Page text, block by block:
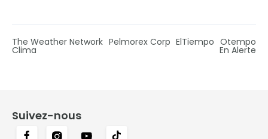
The Weather Network Pelmorex Corp ElTiempo Otempo
Clima En Alerte
Suivez-nous